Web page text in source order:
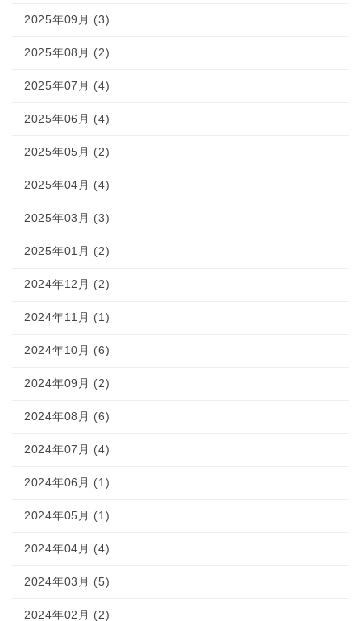
2025年09月 (3)
2025年08月 (2)
2025年07月 (4)
2025年06月 (4)
2025年05月 (2)
2025年04月 (4)
2025年03月 (3)
2025年01月 (2)
2024年12月 (2)
2024年11月 (1)
2024年10月 (6)
2024年09月 (2)
2024年08月 (6)
2024年07月 (4)
2024年06月 (1)
2024年05月 (1)
2024年04月 (4)
2024年03月 (5)
2024年02月 (2)